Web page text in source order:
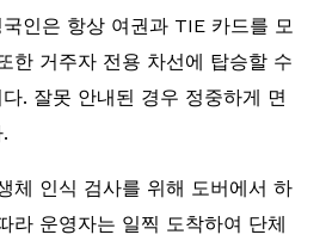
인은 항상 여권과 TIE 카드를 모
한 거주자 전용 차선에 탑승할 수
. 잘못 안내된 경우 정중하게 면
체 인식 검사를 위해 도버에서 하
라 운영자는 일찍 도착하여 단체